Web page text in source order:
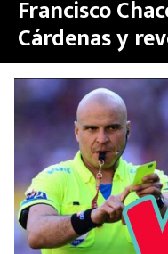
Francisco
Cárdenas y
le pasó